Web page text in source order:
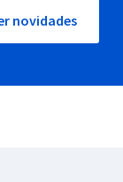
novidades